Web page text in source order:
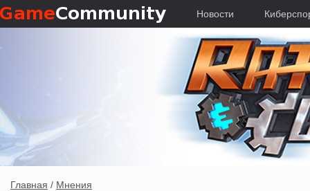
Новости
Главная / Мнения